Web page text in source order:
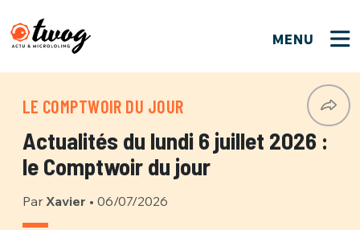
MENU
LE COMPTWOIR DU JOUR
Actualités du lundi 6 juillet 2026 :
le Comptwoir du jour
Par Xavier • 06/07/2026
PSEUDO*
EMAIL*
Connexion
PSEUDO
FERMER
VOTRE PARTICIPATION
Que souhaitez-vous proposer ?
Quelques tweets
C'EST PARTI